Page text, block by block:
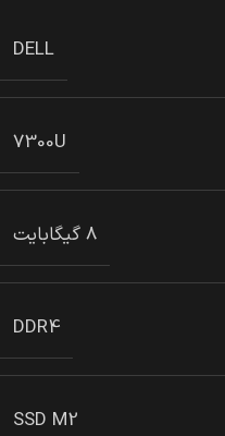
DELL
7300U
8 گیگابایت
DDR4
SSD M2